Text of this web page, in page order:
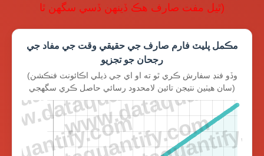
ٿيل مفت صارف هڪ ڏينهن ڏسي سگهن ٿا)
مڪمل پليٽ فارم صارف جي حقيقي وقت جي مفاد جي
رجحان جو تجزيو
(وڏو فنڊ سفارش ڪري ٿو ته او اي جي ذيلي اڪائونٽ فنڪشن
سان هيٺين نتيجن تائين لامحدود رسائي حاصل ڪري سگهجي)